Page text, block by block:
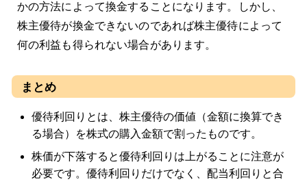
かの方法によって換金することになります。しかし、
株主優待が換金できないのであれば株主優待によって
何の利益も得られない場合があります。
まとめ
優待利回りとは、株主優待の価値（金額に換算でき
る場合）を株式の購入金額で割ったものです。
株価が下落すると優待利回りは上がることに注意が
必要です。優待利回りだけでなく、配当利回りと合